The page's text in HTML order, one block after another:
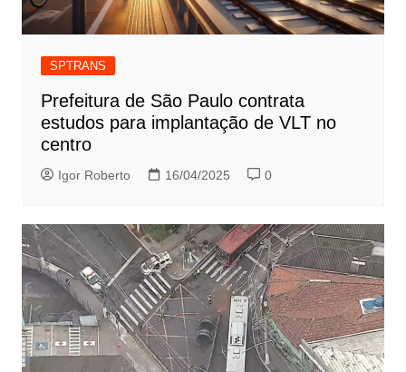
SPTRANS
Prefeitura de São Paulo contrata
estudos para implantação de VLT no
centro
Igor Roberto 16/04/2025 0